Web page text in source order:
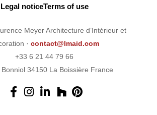
Legal noticeTerms of use
Meyer Architecture d’Intérieur et
· contact@lmaid.com
+33 6 21 44 79 66
34150 La Boissière France